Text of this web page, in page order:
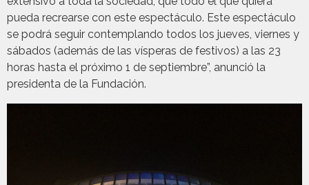
pueda recrearse con este espectáculo. Este espectáculo
se podrá seguir contemplando todos los jueves, viernes y
sábados (además de las vísperas de festivos) a las 23
horas hasta el próximo 1 de septiembre”, anunció la
presidenta de la Fundación.